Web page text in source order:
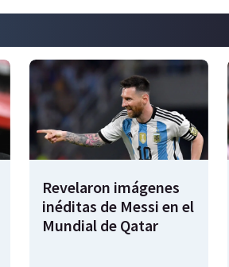
Revelaron imágenes
inéditas de Messi en el
Mundial de Qatar